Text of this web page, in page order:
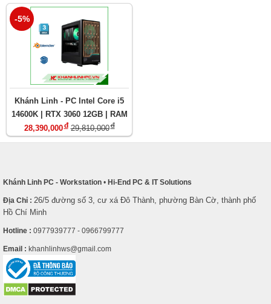
-5%
Khánh Linh - PC Intel Core i5
14600K | RTX 3060 12GB | RAM
32GB D5
28,390,000đ 29,810,000đ
Khánh Linh PC - Workstation • Hi-End PC & IT Solutions
Địa Chỉ : 26/5 đường số 3, cư xá Đô Thành, phường Bàn Cờ, thành phố
Hồ Chí Minh
Hotline : 0977939777 - 0966799777
Email : khanhlinhws@gmail.com